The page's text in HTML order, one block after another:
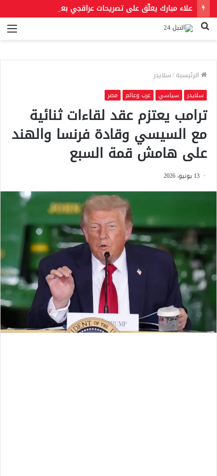
بحث
الرئيسية/سلايدر
سلايدر سياسي عرب وعالم مصر
ترامب يعتزم عقد لقاءات ثنائية
مع السيسي وقادة فرنسا والهند
على هامش قمة السبع
13 يونيو، 2026